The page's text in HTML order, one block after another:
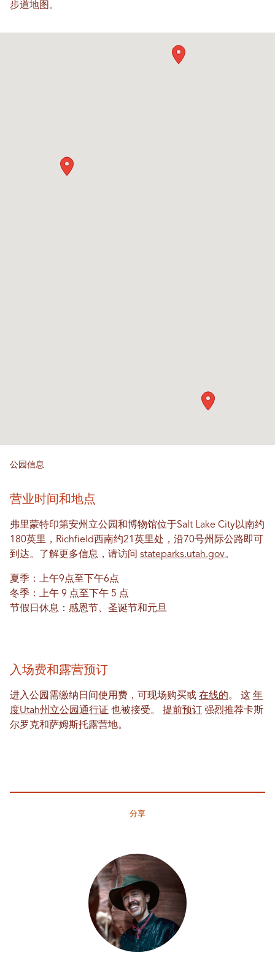
步道地图。
公园信息
营业时间和地点
弗里蒙特印第安州立公园和博物馆位于Salt Lake City以南约
180英里，Richfield西南约21英里处，沿70号州际公路即可
到达。了解更多信息，请访问 stateparks.utah.gov。
夏季：上午9点至下午6点
冬季：上午 9 点至下午 5 点
节假日休息：感恩节、圣诞节和元旦
入场费和露营预订
进入公园需缴纳日间使用费，可现场购买或 在线的。 这 年
度Utah州立公园通行证 也被接受。 提前预订 强烈推荐卡斯
尔罗克和萨姆斯托露营地。
分享